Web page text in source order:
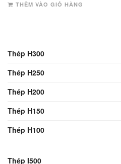
THÊM VÀO GIỎ HÀNG
Thép H300
Thép H250
Thép H200
Thép H150
Thép H100
Thép I500